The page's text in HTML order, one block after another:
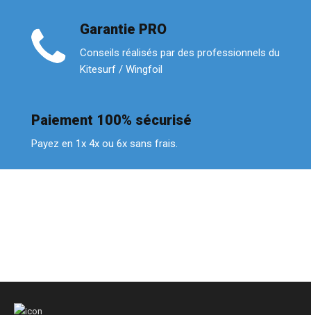
Garantie PRO
Conseils réalisés par des professionnels du
Kitesurf / Wingfoil
Paiement 100% sécurisé
Payez en 1x 4x ou 6x sans frais.